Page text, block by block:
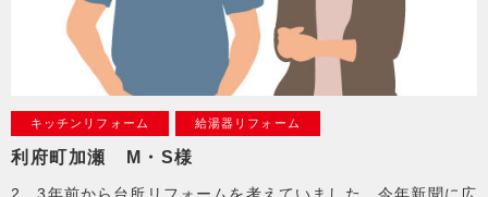
キッチンリフォーム 給湯器リフォーム
利府町加瀬 M・S様